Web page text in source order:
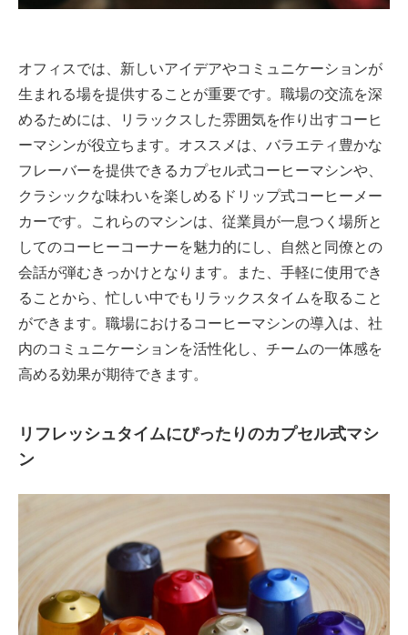
オフィスでは、新しいアイデアやコミュニケーションが
生まれる場を提供することが重要です。職場の交流を深
めるためには、リラックスした雰囲気を作り出すコーヒ
ーマシンが役立ちます。オススメは、バラエティ豊かな
フレーバーを提供できるカプセル式コーヒーマシンや、
クラシックな味わいを楽しめるドリップ式コーヒーメー
カーです。これらのマシンは、従業員が一息つく場所と
してのコーヒーコーナーを魅力的にし、自然と同僚との
会話が弾むきっかけとなります。また、手軽に使用でき
ることから、忙しい中でもリラックスタイムを取ること
ができます。職場におけるコーヒーマシンの導入は、社
内のコミュニケーションを活性化し、チームの一体感を
高める効果が期待できます。
リフレッシュタイムにぴったりのカプセル式マシ
ン